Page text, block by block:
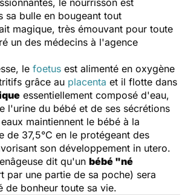
le nourrisson est
sa bulle en bougeant tout
magique, très émouvant pour toute
un des médecins à l'agence
le foetus est alimenté en oxygène
grâce au placenta et il flotte dans
essentiellement composé d'eau,
l'urine du bébé et de ses sécrétions
maintiennent le bébé à la
de 37,5°C en le protégeant des
son développement in utero.
dit qu'un bébé "né
par une partie de sa poche) sera
de bonheur toute sa vie.